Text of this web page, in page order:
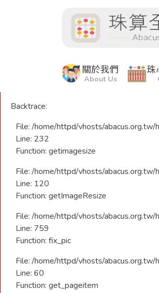
Message: getimagesize(): Corrupt JPEG
Filename: libraries/CImage.php
Line Number: 232
Backtrace:
File: /home/httpd/vhosts/
Line: 232
Function: getimagesize
File: /home/httpd/vhosts/
Line: 120
Function: getImageResize
File: /home/httpd/vhosts/
Line: 759
Function: fix_pic
File: /home/httpd/vhosts/
Line: 60
Function: get_pageitem
關於我們
About Us
珠